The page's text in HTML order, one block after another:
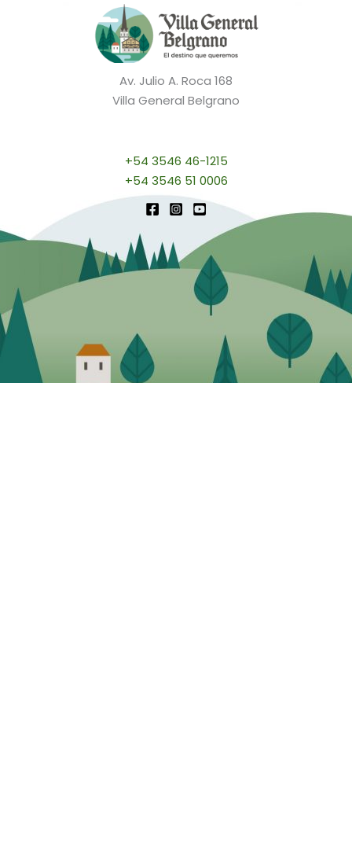
Av. Julio A. Roca 168
Villa General Belgrano
+54 3546 46-1215
+54 3546 51 0006